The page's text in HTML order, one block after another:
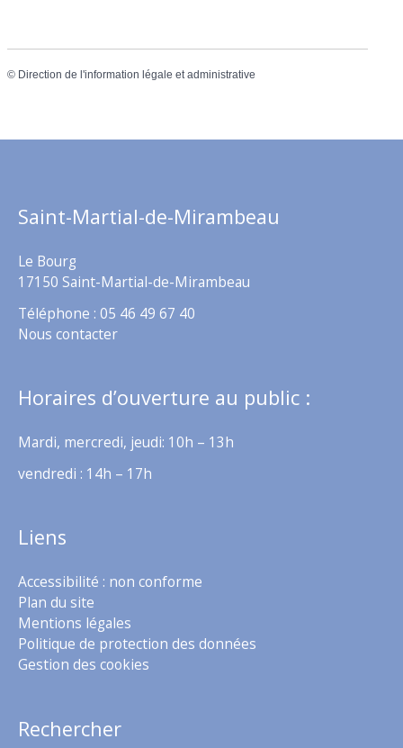
© Direction de l'information légale et administrative
Saint-Martial-de-Mirambeau
Le Bourg
17150 Saint-Martial-de-Mirambeau
Téléphone : 05 46 49 67 40
Nous contacter
Horaires d’ouverture au public :
Mardi, mercredi, jeudi: 10h – 13h
vendredi : 14h – 17h
Liens
Accessibilité : non conforme
Plan du site
Mentions légales
Politique de protection des données
Gestion des cookies
Rechercher